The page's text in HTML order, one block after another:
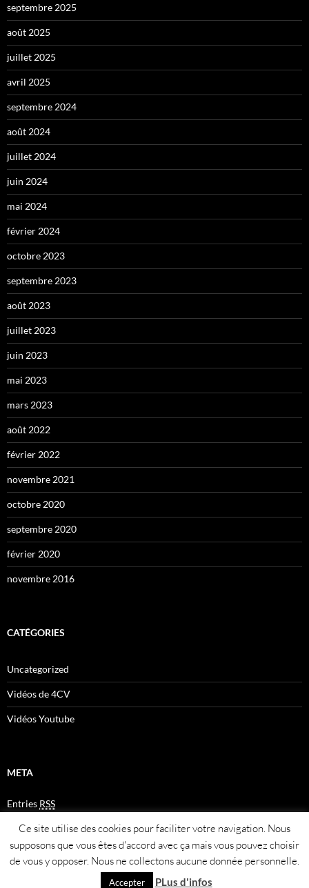
septembre 2025
août 2025
juillet 2025
avril 2025
septembre 2024
août 2024
juillet 2024
juin 2024
mai 2024
février 2024
octobre 2023
septembre 2023
août 2023
juillet 2023
juin 2023
mai 2023
mars 2023
août 2022
février 2022
novembre 2021
octobre 2020
septembre 2020
février 2020
novembre 2016
CATÉGORIES
Uncategorized
Vidéos de 4CV
Vidéos Youtube
META
Entries RSS
CommentsRSS
Plan du site
Fièrement propulsé par WordPress
Ce site utilise des cookies pour faciliter votre navigation. Nous
supposons que vous êtes d'accord avec ça mais vous pouvez choisir
de vous y opposer. Nous ne collectons aucune donnée personnelle.
Accepter PLus d'infos